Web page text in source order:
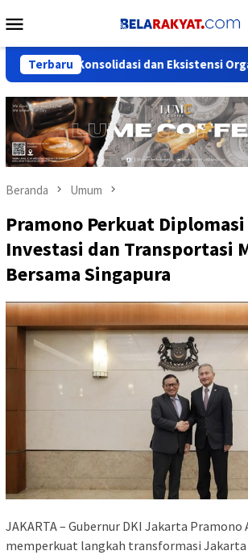
ke
Mobile
Terbarudan Eksistensi Organisasi
Beranda Umum
Pramono Perkuat
Investasi dan Transportasi
Bersama Singapura
JAKARTA – Gubernur DKI Jakarta Pramono
memperkuat langkah transformasi